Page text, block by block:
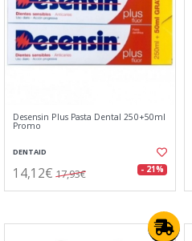
Desensin Plus Pasta Dental 250+50ml
Promo
DENTAID
14,12€ 17,93€ - 21%